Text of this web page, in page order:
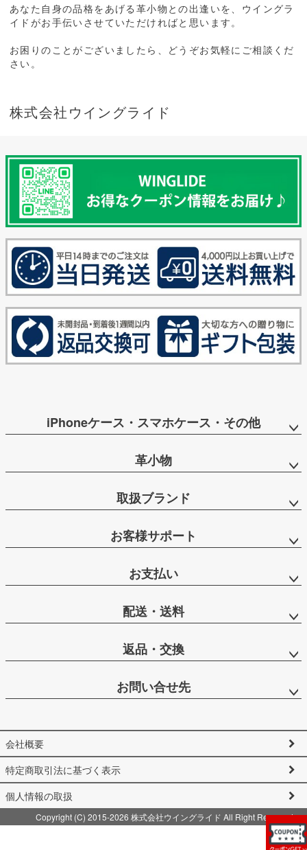
あなた自身の品格をあげる革小物との出逢いを、ウイングラ
イドがお手伝いさせていただければと思います。
お困りのことがございましたら、どうぞお気軽にご相談くだ
さい。
株式会社ウイングライド
iPhoneケース・スマホケース・その他
革小物
取扱ブランド
お客様サポート
お支払い
配送・送料
返品・交換
お問い合せ先
会社概要
特定商取引法に基づく表示
個人情報の取扱
Copyright (C) 2015-2026 株式会社ウイングライド All Right Reserved.